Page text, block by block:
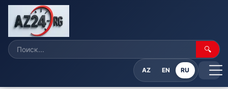
🔍
AZ EN RU